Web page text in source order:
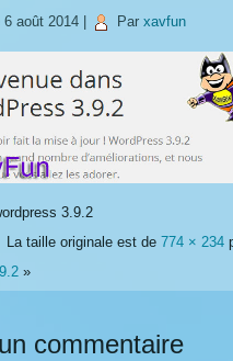
6 août 2014 Par xavfun
3.9.2
La taille originale est de 774 × 234
»
commentaire